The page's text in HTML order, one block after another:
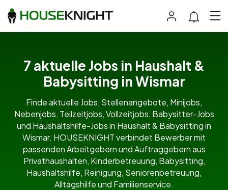
7 aktuelle Jobs in Haushalt &
Babysitting in Wismar
Finde aktuelle Jobs, Stellenangebote, Minijobs,
Nebenjobs, Teilzeitjobs, Vollzeitjobs, Babysitter-Jobs
und Haushaltshilfe-Jobs in Haushalt & Babysitting in
Wismar. HOUSEKNIGHT verbindet Bewerber mit
passenden Arbeitgebern und Auftraggebern aus
Privathaushalten, Kinderbetreuung, Babysitting,
Haushaltshilfe, Reinigung, Seniorenbetreuung,
Alltagshilfe und Familienservice.